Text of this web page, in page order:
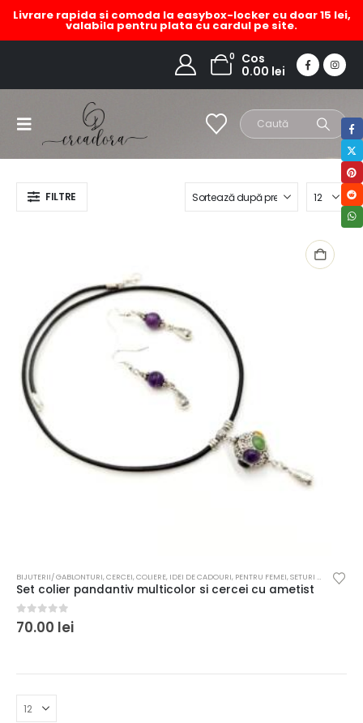
Livrare rapida si comoda la easybox-locker cu doar 15 lei,
valabila pentru plata cu cardul pe site.
0
Cos
0.00 lei
cercei cu ametist
FILTRE
BIJUTERII/ GABLONTURI,CERCEI,COLIERE, IDEI DE CADOURI, PENTRU FEMEI,SETURI BIJUTERII
Set colier pandantiv multicolor si cercei cu ametist
0out of 5
70.00 lei